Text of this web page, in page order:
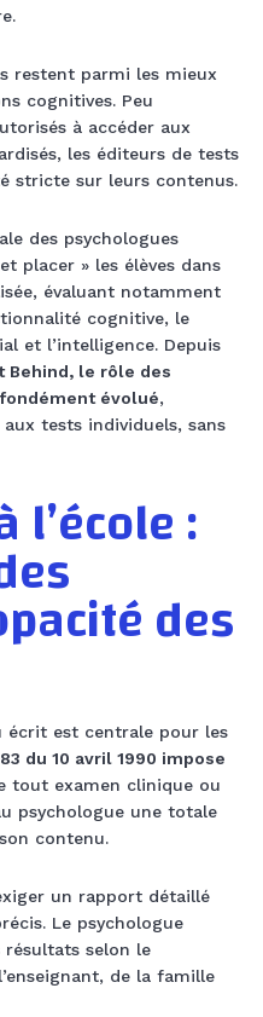
restent parmi les mieux
cognitives. Peu
à accéder aux
les éditeurs de tests
stricte sur leurs contenus.
des psychologues
placer » les élèves dans
évaluant notamment
cognitive, le
et l’intelligence. Depuis
Behind, le rôle des
évolué,
tests individuels, sans
l’école :
des
écrit est centrale pour les
du 10 avril 1990 impose
tout examen clinique ou
psychologue une totale
contenu.
un rapport détaillé
Le psychologue
selon le
de la famille